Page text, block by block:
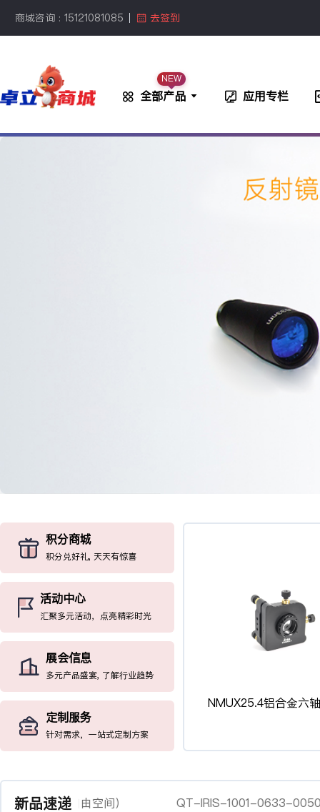
商城咨询 : 15121081085 去签到
全部产品
NEW
应用专栏
积分商城
积分兑好礼, 天天有惊喜
活动中心
汇聚多元活动，点亮精彩时光
展会信息
多元产品盛宴, 了解行业趋势
定制服务
针对需求，一站式定制方案
NMUX25.4铝合金六
新品速递
源（自由空间） QT-IRIS-1001-0633-0050-SC